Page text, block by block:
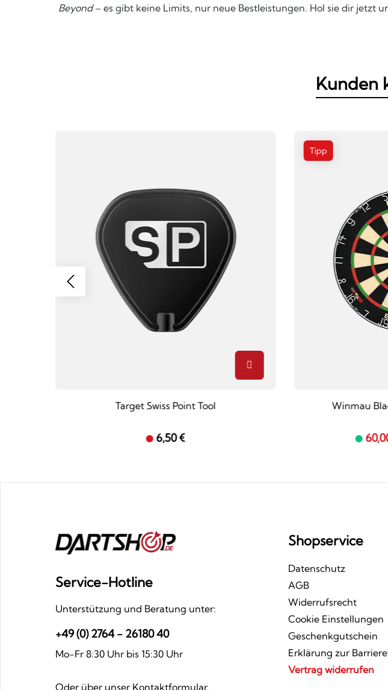
Beyond– es gibt keine Limits, nur neue Bestleistungen. Hol sie dir jetzt
Kunden
Target Swiss Point Tool
6,50 €
Tipp
Winmau
Service-Hotline
Unterstützung und Beratung unter:
+49 (0) 2764 - 26180 40
Mo-Fr 8:30 Uhr bis 15:30 Uhr
Oder über unser Kontaktformular.
Shopservice
Datenschutz
AGB
Widerrufsrecht
Cookie Einstellungen
Geschenkgutschein
Erklärung zur
Vertrag widerrufen